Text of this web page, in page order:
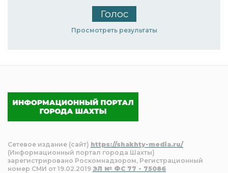
Просмотреть результаты
Сетевое издание (сайт) https://shakhty-media.ru/
(Информационный портал города Шахты)
зарегистрировано Роскомнадзором, Регистрационный
номер СМИ от 19.02.2019 ЭЛ № ФС 77 - 75086